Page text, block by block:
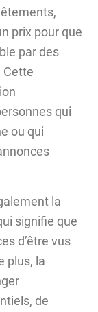
prix pour que
par des
Cette
qui
ou qui
la
signifie que
d’être vus
plus, la
de